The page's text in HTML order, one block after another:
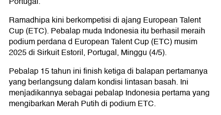
Ramadhipa kini berkompetisi di ajang European Talent
Cup (ETC). Pebalap muda Indonesia itu berhasil meraih
podium perdana d European Talent Cup (ETC) musim
2025 di Sirkuit Estoril, Portugal, Minggu (4/5).
Pebalap 15 tahun ini finish ketiga di balapan pertamanya
yang berlangsung dalam kondisi lintasan basah. Ini
menjadikannya sebagai pebalap Indonesia pertama yang
mengibarkan Merah Putih di podium ETC.